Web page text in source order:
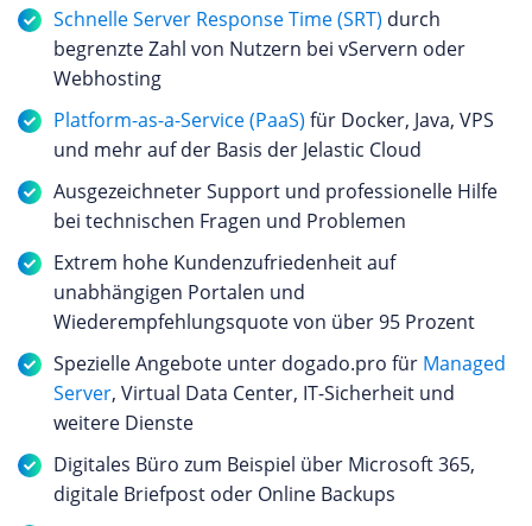
Schnelle Server Response Time (SRT) durch
begrenzte Zahl von Nutzern bei vServern oder
Webhosting
Platform-as-a-Service (PaaS) für Docker, Java, VPS
und mehr auf der Basis der Jelastic Cloud
Ausgezeichneter Support und professionelle Hilfe
bei technischen Fragen und Problemen
Extrem hohe Kundenzufriedenheit auf
unabhängigen Portalen und
Wiederempfehlungsquote von über 95 Prozent
Spezielle Angebote unter dogado.pro für Managed
Server, Virtual Data Center, IT-Sicherheit und
weitere Dienste
Digitales Büro zum Beispiel über Microsoft 365,
digitale Briefpost oder Online Backups